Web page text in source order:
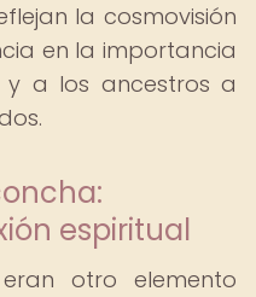
la cosmovisión
en la importancia
a los ancestros a
espiritual
otro elemento